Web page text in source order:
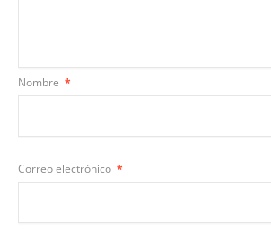
Nombre *
Correo electrónico *